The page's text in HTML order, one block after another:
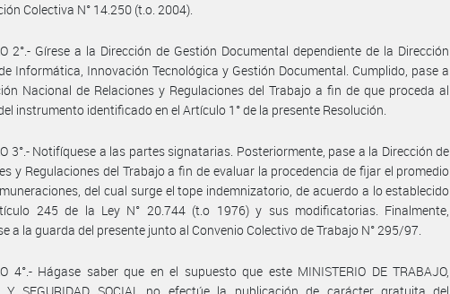
Colectiva N° 14.250 (t.o. 2004).
2°.- Gírese a la Dirección de Gestión Documental dependiente de la Dirección
Informática, Innovación Tecnológica y Gestión Documental. Cumplido, pase a
Nacional de Relaciones y Regulaciones del Trabajo a fin de que proceda al
instrumento identificado en el Artículo 1° de la presente Resolución.
3°.- Notifíquese a las partes signatarias. Posteriormente, pase a la Dirección de
y Regulaciones del Trabajo a fin de evaluar la procedencia de fijar el promedio
del cual surge el tope indemnizatorio, de acuerdo a lo establecido
245 de la Ley N° 20.744 (t.o 1976) y sus modificatorias. Finalmente,
a la guarda del presente junto al Convenio Colectivo de Trabajo N° 295/97.
4°.- Hágase saber que en el supuesto que este MINISTERIO DE TRABAJO,